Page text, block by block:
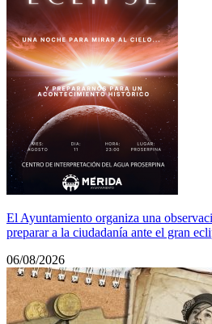
El Ayuntamiento organiza una
preparar a la ciudadanía ante el gran
06/08/2026